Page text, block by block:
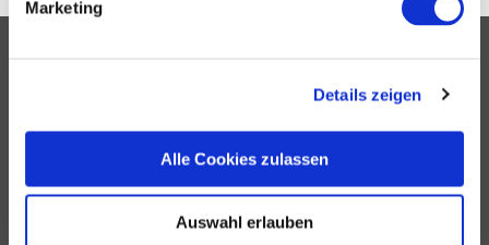
Marketing
Details zeigen
Alle Cookies zulassen
Auswahl erlauben